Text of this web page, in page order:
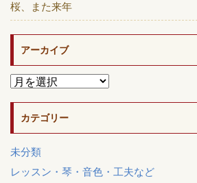
桜、また来年
アーカイブ
カテゴリー
未分類
レッスン・琴・音色・工夫など